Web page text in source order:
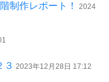
制作レポート！
2024
３ 2023年12月28日 17:12